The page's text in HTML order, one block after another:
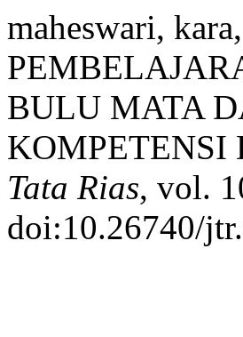
maheswari,
BULU MATA
KOMPETENSI
Tata Rias, vol.
doi:10.26740/